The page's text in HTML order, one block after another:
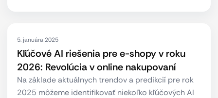
5. januára 2025
Kľúčové AI riešenia pre e-shopy v roku
2026: Revolúcia v online nakupovaní
Na základe aktuálnych trendov a predikcií pre rok
2025 môžeme identifikovať niekoľko kľúčových AI